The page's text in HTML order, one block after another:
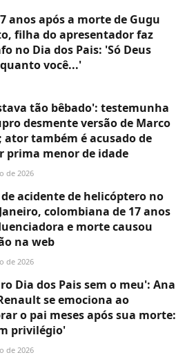
anos após a morte de Gugu
filha do apresentador faz
no Dia dos Pais: 'Só Deus
você...'
tão bêbado': testemunha
desmente versão de Marco
ator também é acusado de
prima menor de idade
de 2026
acidente de helicóptero no
colombiana de 17 anos
e morte causou
na web
de 2026
Dia dos Pais sem o meu': Ana
se emociona ao
o pai meses após sua morte:
privilégio'
de 2026